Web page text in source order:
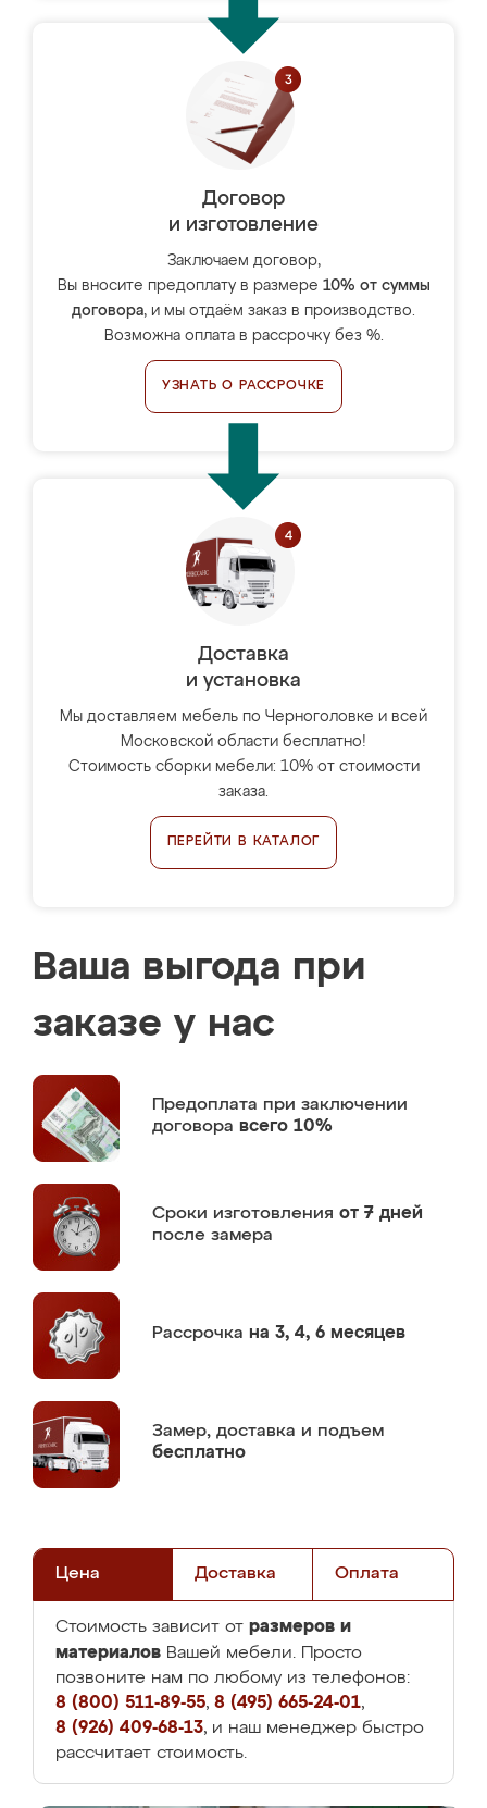
Договор
и изготовление
Заключаем договор,
Вы вносите предоплату в размере 10% от суммы
договора, и мы отдаём заказ в производство.
Возможна оплата в рассрочку без %.
УЗНАТЬ О РАССРОЧКЕ
Доставка
и установка
Мы доставляем мебель по Черноголовке и всей
Московской области бесплатно!
Стоимость сборки мебели: 10% от стоимости
заказа.
ПЕРЕЙТИ В КАТАЛОГ
Ваша выгода при
заказе у нас
Предоплата при заключении
договора всего 10%
Сроки изготовления от 7 дней
после замера
Рассрочка на 3, 4, 6 месяцев
Замер, доставка и подъем
бесплатно
Цена Доставка Оплата
Стоимость зависит от размеров и
материалов Вашей мебели. Просто
позвоните нам по любому из телефонов:
8 (800) 511-89-55, 8 (495) 665-24-01,
8 (926) 409-68-13, и наш менеджер быстро
рассчитает стоимость.